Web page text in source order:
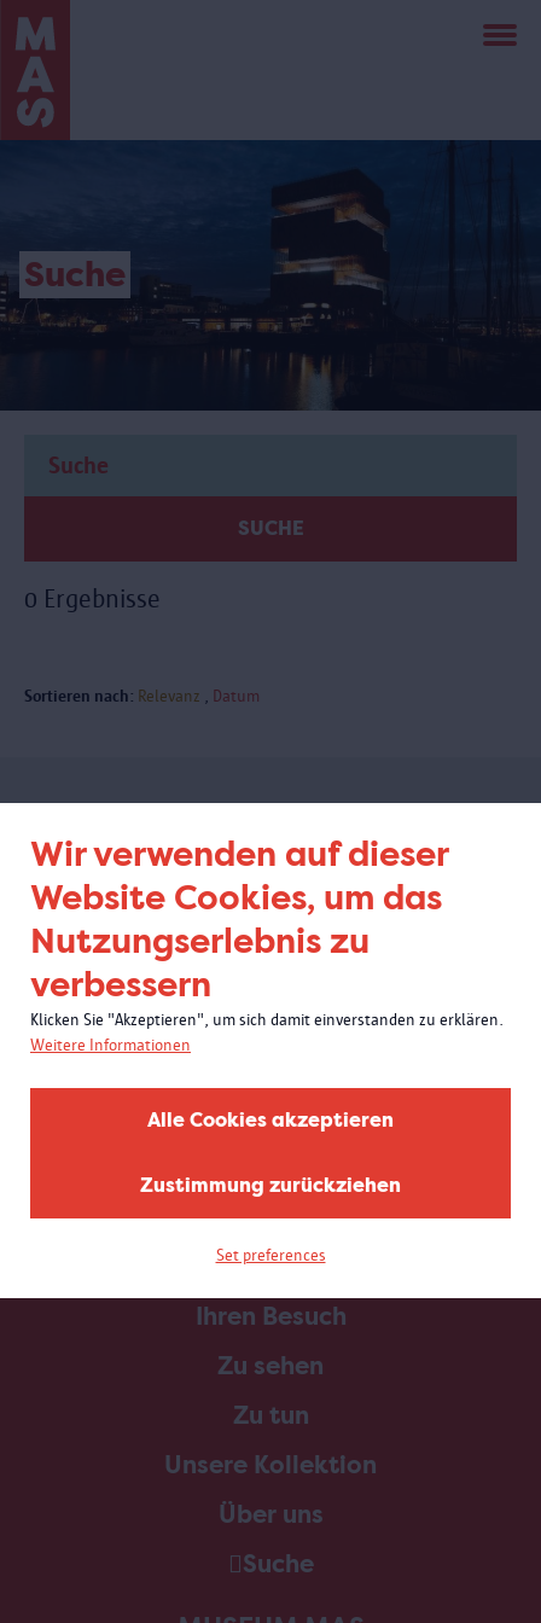
Wir verwenden auf dieser
Website Cookies, um das
Nutzungserlebnis zu
verbessern
Klicken Sie "Akzeptieren", um sich damit einverstanden zu erklären.
Weitere Informationen
Alle Cookies akzeptieren
Zustimmung zurückziehen
Set preferences
Direkt
zum
Inhalt
Suche
SUCHE
0 Ergebnisse
Sortieren nach: Relevanz Datum
Abonnieren Sie unseren
Newsletter
Home
Ihren Besuch
Zu sehen
Zu tun
Unsere Kollektion
Über uns
Suche